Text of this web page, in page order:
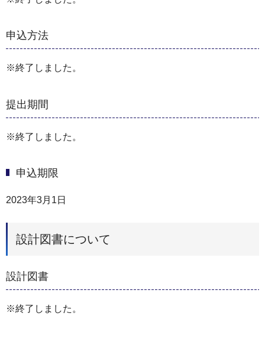
申込方法
※終了しました。
提出期間
※終了しました。
申込期限
2023年3月1日
設計図書について
設計図書
※終了しました。